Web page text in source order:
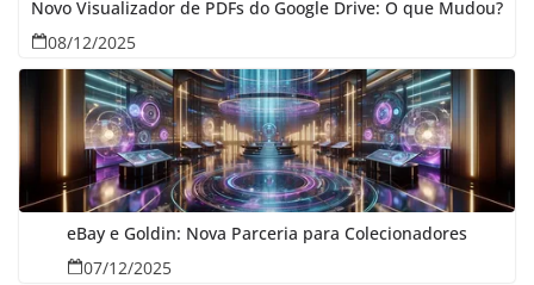
Novo Visualizador de PDFs do Google Drive: O que Mudou?
08/12/2025
eBay e Goldin: Nova Parceria para Colecionadores
07/12/2025